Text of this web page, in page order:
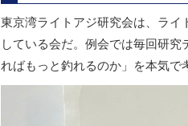
東京湾ライトアジ研究会は、ラ
している会だ。例会では毎回研
ればもっと釣れるのか」を本気で